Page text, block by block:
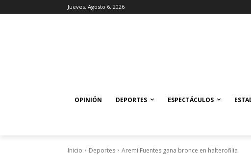
Jueves, Agosto 6, 2026
OPINIÓN DEPORTES ESPECTÁCULOS
Inicio Deportes Aremi Fuentes gana bronce en halterofilia